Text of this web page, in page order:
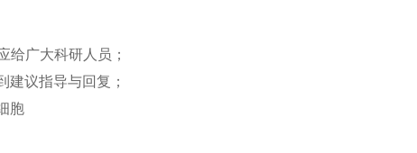
给广大科研人员；
建议指导与回复；
胞